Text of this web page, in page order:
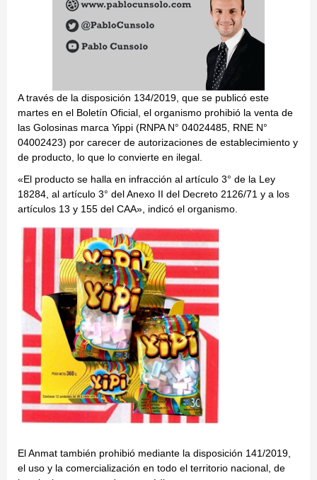
A través de la disposición 134/2019, que se publicó este
martes en el Boletín Oficial, el organismo prohibió la venta de
las Golosinas marca Yippi (RNPA N° 04024485, RNE N°
04002423) por carecer de autorizaciones de establecimiento y
de producto, lo que lo convierte en ilegal.
«El producto se halla en infracción al artículo 3° de la Ley
18284, al artículo 3° del Anexo II del Decreto 2126/71 y a los
artículos 13 y 155 del CAA», indicó el organismo.
El Anmat también prohibió mediante la disposición 141/2019,
el uso y la comercialización en todo el territorio nacional, de